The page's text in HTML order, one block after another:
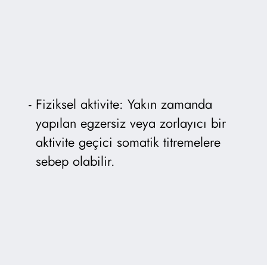
Fiziksel aktivite: Yakın zamanda
yapılan egzersiz veya zorlayıcı bir
aktivite geçici somatik titremelere
sebep olabilir.